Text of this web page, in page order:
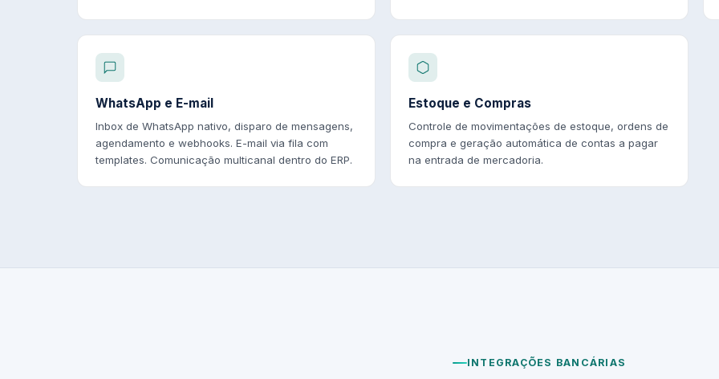
WhatsApp e E-mail
Inbox de WhatsApp nativo, disparo de mensagens,
agendamento e webhooks. E-mail via fila com
templates. Comunicação multicanal dentro do ERP.
Estoque e Compras
Controle de movimentações de estoque, ordens de
compra e geração automática de contas a pagar
na entrada de mercadoria.
INTEGRAÇÕES BANCÁRIAS